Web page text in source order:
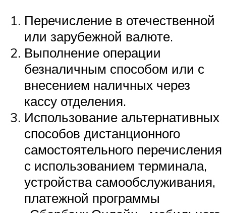
Перечисление в отечественной
или зарубежной валюте.
Выполнение операции
безналичным способом или с
внесением наличных через
кассу отделения.
Использование альтернативных
способов дистанционного
самостоятельного перечисления
с использованием терминала,
устройства самообслуживания,
платежной программы